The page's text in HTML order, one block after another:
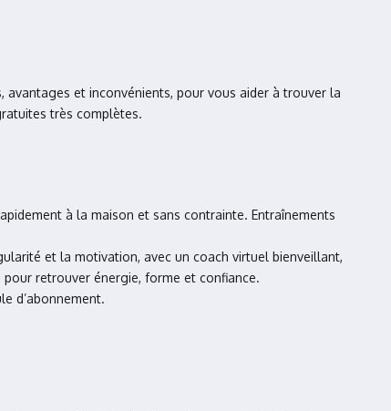
avantages et inconvénients, pour vous aider à trouver la
très complètes.
à la maison et sans contrainte. Entraînements
et la motivation, avec un coach virtuel bienveillant,
retrouver énergie, forme et confiance.
d’abonnement.